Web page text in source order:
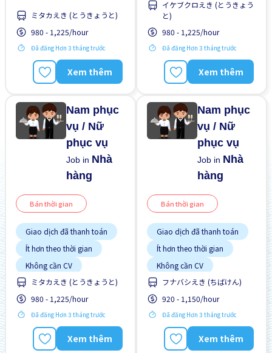
Nâng cao
ミタカえき (とうきょうと)
980 - 1,225/hour
Đã đăng Hơn 3 tháng trước
Xem thêm
Không cần kinh nghiệm
Nâng cao
イケブクロえき (とうきょう
と)
980 - 1,225/hour
Đã đăng Hơn 3 tháng trước
Xem thêm
Nam phục
vụ / Nữ
phục vụ
Job in Nhà
hàng
Bán thời gian
Giao dịch đã thanh toán
Ít hơn theo thời gian
Không cần CV
Không cần kinh nghiệm
Nâng cao
ミタカえき (とうきょうと)
980 - 1,225/hour
Đã đăng Hơn 3 tháng trước
Xem thêm
Nam phục
vụ / Nữ
phục vụ
Job in Nhà
hàng
Bán thời gian
Giao dịch đã thanh toán
Ít hơn theo thời gian
Không cần CV
Không cần kinh nghiệm
Nâng cao
フナバシえき (ちばけん)
920 - 1,150/hour
Đã đăng Hơn 3 tháng trước
Xem thêm